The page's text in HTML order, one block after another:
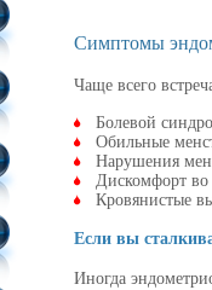
Симптомы
Чаще всего
Болевой
Обильные
Нарушения
Дискомфорт во
Кровянистые
Если вы
Иногда